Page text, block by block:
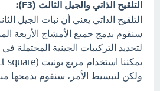
التلقيح الذاتي والجيل الثالث (F3):
التلقيح الذاتي يعني أن نبات الجيل
سنقوم بدمج جميع الأمشاج الأربعة
ولكن لتبسيط الأمر، سنقوم بدمجها